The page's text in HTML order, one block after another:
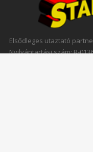
Elsődleges utaztató
Nyilvántartási szám: R-